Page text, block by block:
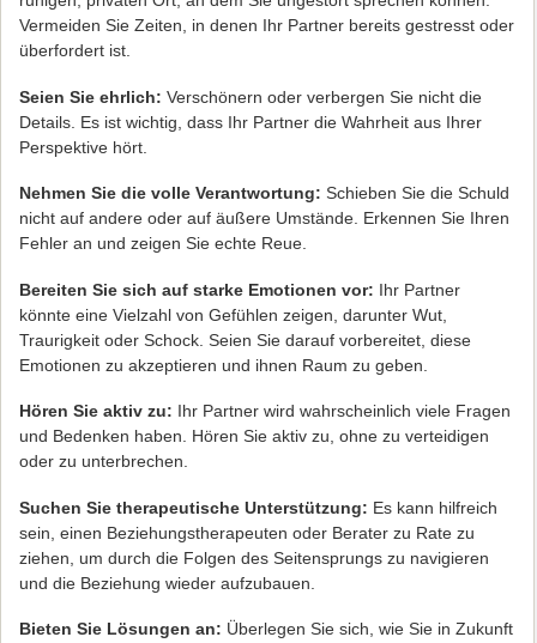
Vermeiden Sie Zeiten, in denen Ihr Partner bereits gestresst oder
überfordert ist.
Seien Sie ehrlich: Verschönern oder verbergen Sie nicht die
Details. Es ist wichtig, dass Ihr Partner die Wahrheit aus Ihrer
Perspektive hört.
Nehmen Sie die volle Verantwortung: Schieben Sie die Schuld
nicht auf andere oder auf äußere Umstände. Erkennen Sie Ihren
Fehler an und zeigen Sie echte Reue.
Bereiten Sie sich auf starke Emotionen vor: Ihr Partner
könnte eine Vielzahl von Gefühlen zeigen, darunter Wut,
Traurigkeit oder Schock. Seien Sie darauf vorbereitet, diese
Emotionen zu akzeptieren und ihnen Raum zu geben.
Hören Sie aktiv zu: Ihr Partner wird wahrscheinlich viele Fragen
und Bedenken haben. Hören Sie aktiv zu, ohne zu verteidigen
oder zu unterbrechen.
Suchen Sie therapeutische Unterstützung: Es kann hilfreich
sein, einen Beziehungstherapeuten oder Berater zu Rate zu
ziehen, um durch die Folgen des Seitensprungs zu navigieren
und die Beziehung wieder aufzubauen.
Bieten Sie Lösungen an: Überlegen Sie sich, wie Sie in Zukunft